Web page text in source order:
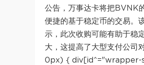
公告，万事达卡将把BVNK
便捷的基于稳定币的交易。
示，此次收购可能有助于稳
大，这提高了大型支付公
0px) { div[id^="wrapper-